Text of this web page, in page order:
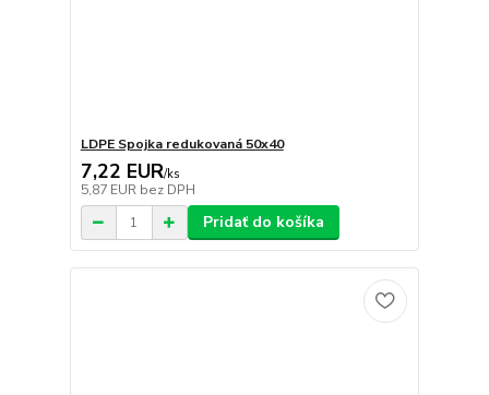
LDPE Spojka redukovaná 50x40
7,22 EUR/ks
5,87 EUR bez DPH
Pridať do košíka